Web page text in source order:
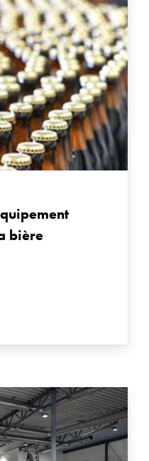
bière